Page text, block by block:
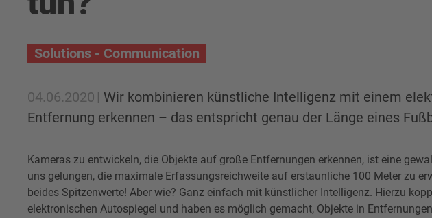
Solutions - Communication
04.06.2020
Wir kombinieren künstliche Intelligenz mit einem
Entfernung erkennen – das entspricht genau der Länge eines
Kameras zu entwickeln, die Objekte auf große Entfernungen erkennen, ist eine
uns gelungen, die maximale Erfassungsreichweite auf erstaunliche 100 Meter zu
beides Spitzenwerte! Aber wie? Ganz einfach mit künstlicher Intelligenz. Hierzu
elektronischen Autospiegel und haben es möglich gemacht, Objekte in